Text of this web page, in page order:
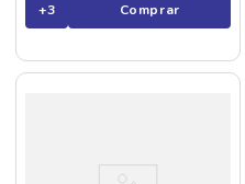
+3 Comprar